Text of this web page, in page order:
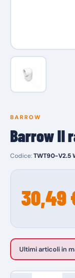
BARROW
Barrow Il
Codice:TWT90-V2.5
30,49
Ultimi articoli in